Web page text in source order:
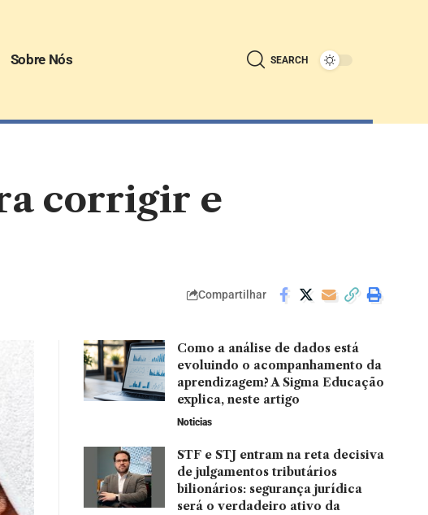
Sobre Nós SEARCH
corrigir e
Compartilhar
Como a análise de dados está
evoluindo o acompanhamento da
aprendizagem? A Sigma Educação
explica, neste artigo
Noticias
STF e STJ entram na reta decisiva
de julgamentos tributários
bilionários: segurança jurídica
será o verdadeiro ativo da